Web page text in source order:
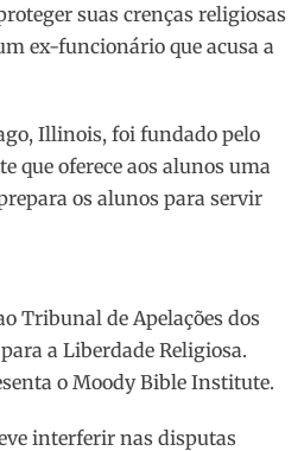
suas crenças religiosas
ex-funcionário que acusa a
Illinois, foi fundado pelo
que oferece aos alunos uma
os alunos para servir
Tribunal de Apelações dos
a Liberdade Religiosa.
o Moody Bible Institute.
interferir nas disputas